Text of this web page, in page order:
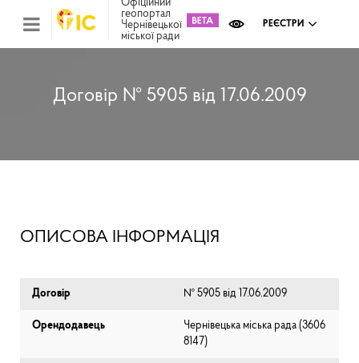
Офіційний
геопортал
Чернівецької
міської ради
РЕЄСТРИ
Договір № 5905 від 17.06.2009
ОПИСОВА ІНФОРМАЦІЯ
Договір № 5905 від 17.06.2009
Орендодавець
Чернівецька міська рада (⁨3606
8147⁩)